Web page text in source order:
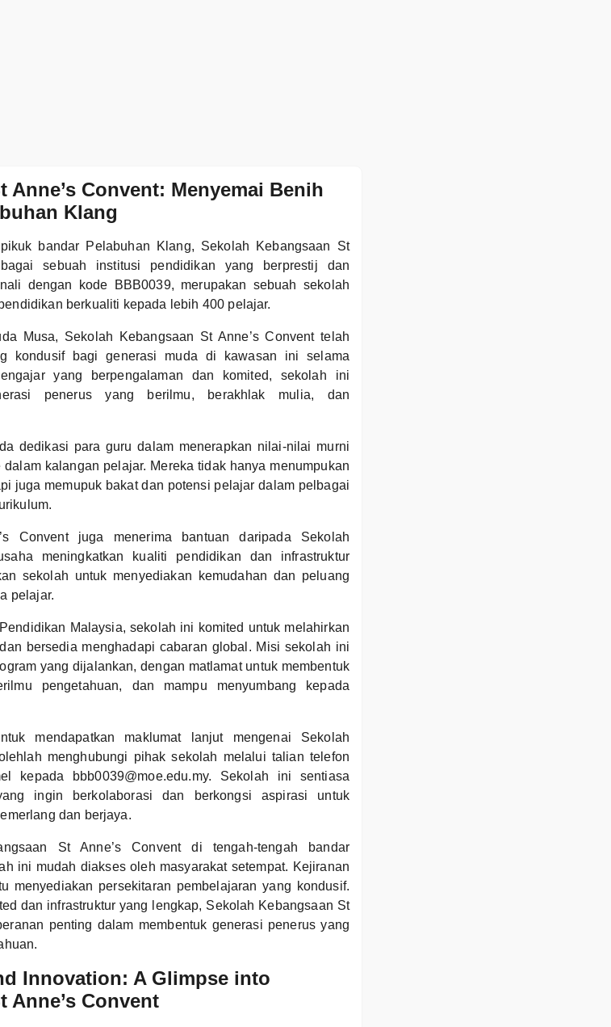
Anne’s Convent: Menyemai Benih
Klang
bandar Pelabuhan Klang, Sekolah Kebangsaan St
sebuah institusi pendidikan yang berprestij dan
dengan kode BBB0039, merupakan sebuah sekolah
berkualiti kepada lebih 400 pelajar.
Musa, Sekolah Kebangsaan St Anne’s Convent telah
kondusif bagi generasi muda di kawasan ini selama
yang berpengalaman dan komited, sekolah ini
penerus yang berilmu, berakhlak mulia, dan
dedikasi para guru dalam menerapkan nilai-nilai murni
kalangan pelajar. Mereka tidak hanya menumpukan
juga memupuk bakat dan potensi pelajar dalam pelbagai
Convent juga menerima bantuan daripada Sekolah
meningkatkan kualiti pendidikan dan infrastruktur
sekolah untuk menyediakan kemudahan dan peluang
pelajar.
Malaysia, sekolah ini komited untuk melahirkan
bersedia menghadapi cabaran global. Misi sekolah ini
yang dijalankan, dengan matlamat untuk membentuk
pengetahuan, dan mampu menyumbang kepada
mendapatkan maklumat lanjut mengenai Sekolah
menghubungi pihak sekolah melalui talian telefon
kepada bbb0039@moe.edu.my. Sekolah ini sentiasa
ingin berkolaborasi dan berkongsi aspirasi untuk
dan berjaya.
St Anne’s Convent di tengah-tengah bandar
ini mudah diakses oleh masyarakat setempat. Kejiranan
menyediakan persekitaran pembelajaran yang kondusif.
dan infrastruktur yang lengkap, Sekolah Kebangsaan St
penting dalam membentuk generasi penerus yang
Innovation: A Glimpse into
Anne’s Convent